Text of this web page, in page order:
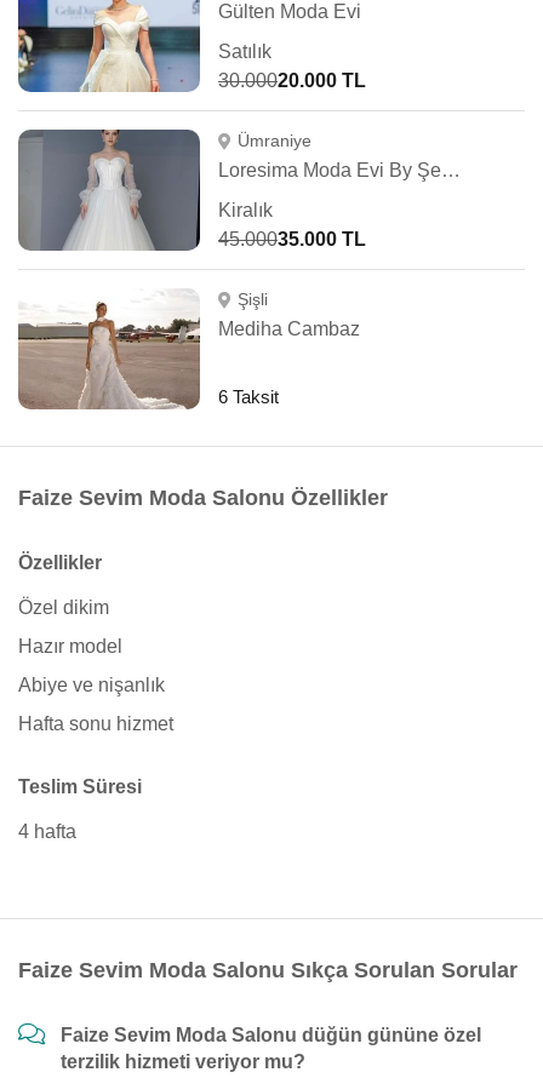
Gülten Moda Evi
Satılık
30.00020.000 TL
Ümraniye
Loresima Moda Evi By Şennur Kosif
Kiralık
45.00035.000 TL
Şişli
Mediha Cambaz
6 Taksit
Faize Sevim Moda Salonu Özellikler
Özellikler
Özel dikim
Hazır model
Abiye ve nişanlık
Hafta sonu hizmet
Teslim Süresi
4 hafta
Faize Sevim Moda Salonu Sıkça Sorulan Sorular
Faize Sevim Moda Salonu düğün gününe özel
terzilik hizmeti veriyor mu?